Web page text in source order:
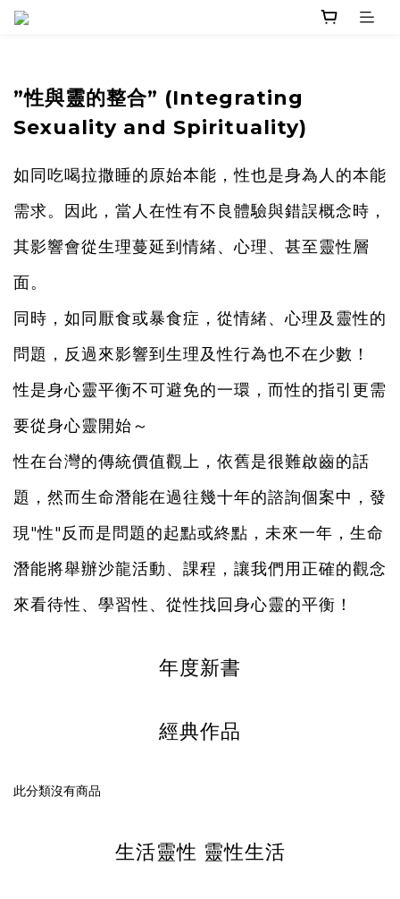
”性與靈的整合” (Integrating
Sexuality and Spirituality)
如同吃喝拉撒睡的原始本能，性也是身為人的本能
需求。
因此，當人在性有不良體驗與錯誤概念時，
其影響會從生理蔓延到情緒、心理、甚至靈性層
面。
同時，如同厭食或暴食症，從情緒、心理及靈性的
問題， 反過來影響到生理及性行為也不在少數！
性是身心靈平衡不可避免的一環，而性的指引更需
要從身心靈開始～
性在台灣的傳統價值觀上，依舊是很難啟齒的話
題，然而生命潛能在過往幾十年的諮詢個案中，發
現"性"反而是問題的起點或終點，未來一年，生命
潛能將舉辦沙龍活動、課程，讓我們用正確的觀念
來看待性、 學習性、從性找回身心靈的平衡！
年度新書
經典作品
此分類沒有商品
生活靈性 靈性生活